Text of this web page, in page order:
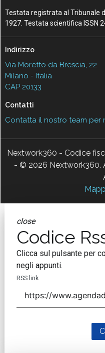
Testata registrata al Tribunale
1927. Testata scientifica ISSN
Indirizzo
Via Moretto da Brescia, 22
Milano - Italia
CAP 20133
Contatti
Contatta il nostro team per
Nextwork360 - Codice
- © 2026 Nextwork360.
close
Codice
Clicca sul pulsante per
negli appunti.
RSS link